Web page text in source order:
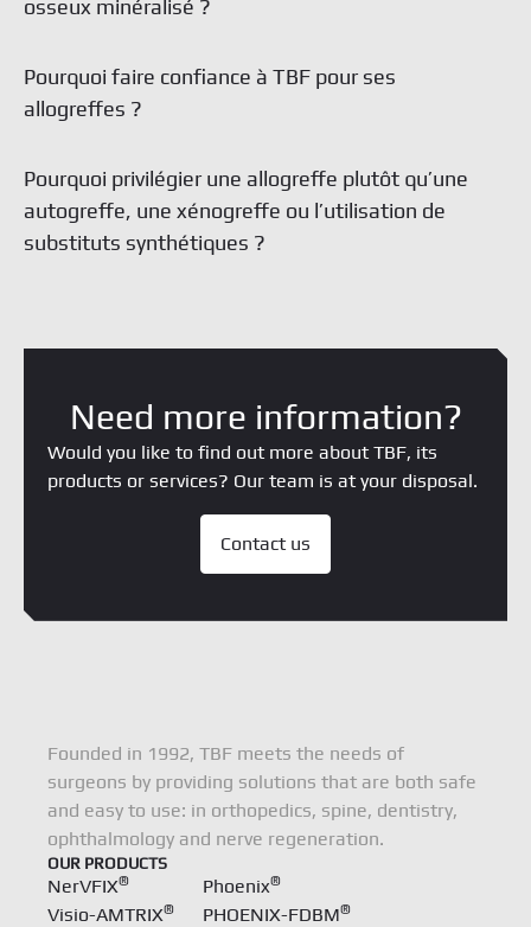
osseux minéralisé ?
Pourquoi faire confiance à TBF pour ses
allogreffes ?
Pourquoi privilégier une allogreffe plutôt qu’une
autogreffe, une xénogreffe ou l’utilisation de
substituts synthétiques ?
Need more information?
Would you like to find out more about TBF, its
products or services? Our team is at your disposal.
Contact us
Founded in 1992, TBF meets the needs of
surgeons by providing solutions that are both safe
and easy to use: in orthopedics, spine, dentistry,
ophthalmology and nerve regeneration.
OUR PRODUCTS
NerVFIX®
Visio-AMTRIX®
Phoenix®
PHOENIX-FDBM®